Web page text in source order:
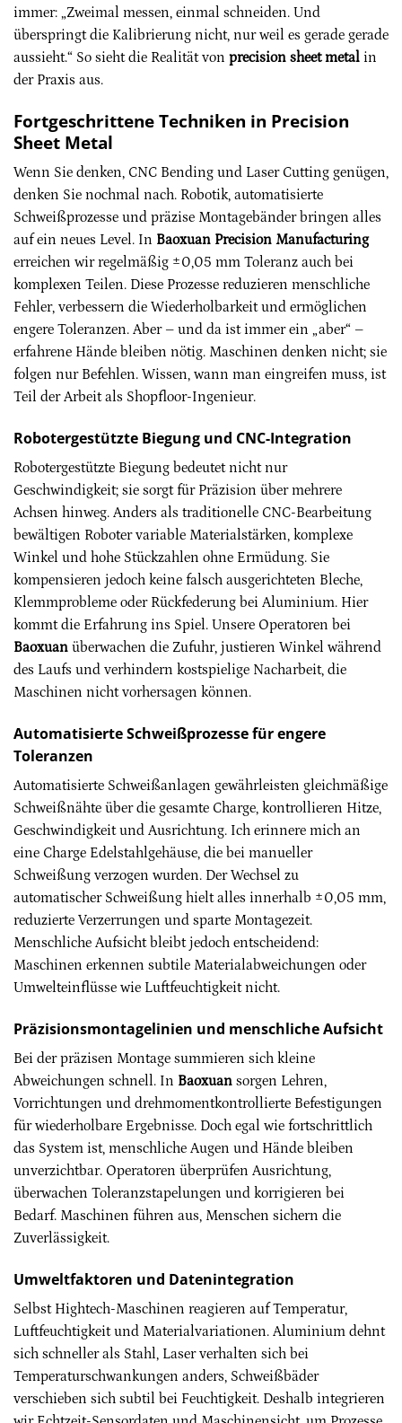
immer: „Zweimal messen, einmal schneiden. Und
überspringt die Kalibrierung nicht, nur weil es gerade gerade
aussieht.“ So sieht die Realität von precision sheet metal in
der Praxis aus.
Fortgeschrittene Techniken in Precision
Sheet Metal
Wenn Sie denken, CNC Bending und Laser Cutting genügen,
denken Sie nochmal nach. Robotik, automatisierte
Schweißprozesse und präzise Montagebänder bringen alles
auf ein neues Level. In Baoxuan Precision Manufacturing
erreichen wir regelmäßig ±0,05 mm Toleranz auch bei
komplexen Teilen. Diese Prozesse reduzieren menschliche
Fehler, verbessern die Wiederholbarkeit und ermöglichen
engere Toleranzen. Aber – und da ist immer ein „aber“ –
erfahrene Hände bleiben nötig. Maschinen denken nicht; sie
folgen nur Befehlen. Wissen, wann man eingreifen muss, ist
Teil der Arbeit als Shopfloor-Ingenieur.
Robotergestützte Biegung und CNC-Integration
Robotergestützte Biegung bedeutet nicht nur
Geschwindigkeit; sie sorgt für Präzision über mehrere
Achsen hinweg. Anders als traditionelle CNC-Bearbeitung
bewältigen Roboter variable Materialstärken, komplexe
Winkel und hohe Stückzahlen ohne Ermüdung. Sie
kompensieren jedoch keine falsch ausgerichteten Bleche,
Klemmprobleme oder Rückfederung bei Aluminium. Hier
kommt die Erfahrung ins Spiel. Unsere Operatoren bei
Baoxuan überwachen die Zufuhr, justieren Winkel während
des Laufs und verhindern kostspielige Nacharbeit, die
Maschinen nicht vorhersagen können.
Automatisierte Schweißprozesse für engere
Toleranzen
Automatisierte Schweißanlagen gewährleisten gleichmäßige
Schweißnähte über die gesamte Charge, kontrollieren Hitze,
Geschwindigkeit und Ausrichtung. Ich erinnere mich an
eine Charge Edelstahlgehäuse, die bei manueller
Schweißung verzogen wurden. Der Wechsel zu
automatischer Schweißung hielt alles innerhalb ±0,05 mm,
reduzierte Verzerrungen und sparte Montagezeit.
Menschliche Aufsicht bleibt jedoch entscheidend:
Maschinen erkennen subtile Materialabweichungen oder
Umwelteinflüsse wie Luftfeuchtigkeit nicht.
Präzisionsmontagelinien und menschliche Aufsicht
Bei der präzisen Montage summieren sich kleine
Abweichungen schnell. In Baoxuan sorgen Lehren,
Vorrichtungen und drehmomentkontrollierte Befestigungen
für wiederholbare Ergebnisse. Doch egal wie fortschrittlich
das System ist, menschliche Augen und Hände bleiben
unverzichtbar. Operatoren überprüfen Ausrichtung,
überwachen Toleranzstapelungen und korrigieren bei
Bedarf. Maschinen führen aus, Menschen sichern die
Zuverlässigkeit.
Umweltfaktoren und Datenintegration
Selbst Hightech-Maschinen reagieren auf Temperatur,
Luftfeuchtigkeit und Materialvariationen. Aluminium dehnt
sich schneller als Stahl, Laser verhalten sich bei
Temperaturschwankungen anders, Schweißbäder
verschieben sich subtil bei Feuchtigkeit. Deshalb integrieren